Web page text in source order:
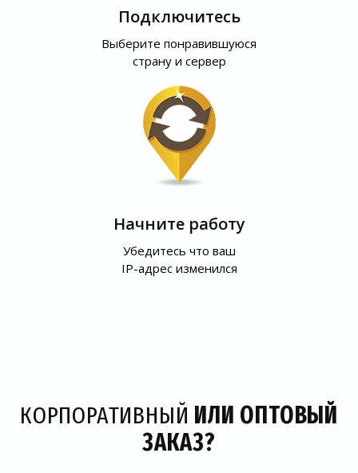
Подключитесь
Выберите понравившуюся
страну и сервер
Начните работу
Убедитесь что ваш
IP-адрес изменился
КОРПОРАТИВНЫЙ ИЛИ ОПТОВЫЙ
ЗАКАЗ?